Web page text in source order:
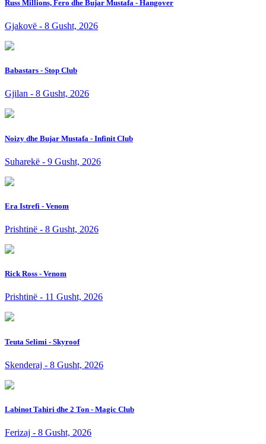
Russ Millions, Fero dhe Bujar Mustafa - Hangover
Gjakovë - 8 Gusht, 2026
Babastars - Stop Club
Gjilan - 8 Gusht, 2026
Noizy dhe Bujar Mustafa - Infinit Club
Suharekë - 9 Gusht, 2026
Era Istrefi - Venom
Prishtinë - 8 Gusht, 2026
Rick Ross - Venom
Prishtinë - 11 Gusht, 2026
Teuta Selimi - Skyroof
Skenderaj - 8 Gusht, 2026
Labinot Tahiri dhe 2 Ton - Magic Club
Ferizaj - 8 Gusht, 2026